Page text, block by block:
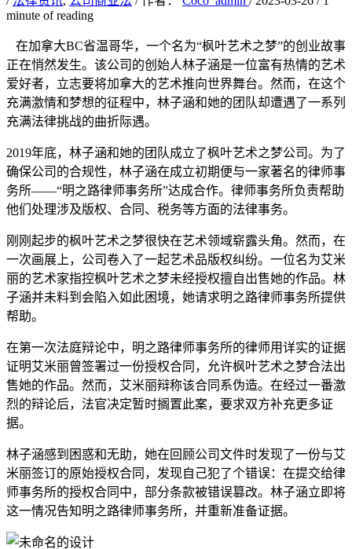
minute of reading
在加拿大BC省温哥华，一个名为“枫叶艺术之梦”的创业故事
正在悄然发生。该公司的创始人林子涵是一位富有热情的艺术
爱好者，立志要将加拿大的艺术推向世界舞台。然而，在这个
充满激情和梦想的征程中，林子涵和她的团队却遭遇了一系列
充满法律挑战的曲折际遇。
2019年底，林子涵和她的团队成立了枫叶艺术之梦公司。为了
确保公司的合规性，林子涵在成立初期便与一家著名的律师事
务所——“明之路律师事务所”达成合作。律师事务所负责帮助
他们处理涉及版权、合同、税务等方面的法律事务。
刚刚起步的枫叶艺术之梦很快在艺术领域崭露头角。然而，在
一次画展上，公司卷入了一起艺术品版权纠纷。一位名为艾米
丽的艺术家指控枫叶艺术之梦未经授权擅自出售她的作品。林
子涵并未料到会陷入如此困境，她请求明之路律师事务所提供
帮助。
在第一次法庭辩论中，明之路律师事务所的律师用详实的证据
证明艾米丽曾签署过一份授权合同，允许枫叶艺术之梦合法出
售她的作品。然而，艾米丽辩称该合同系伪造。在经过一番激
烈的辩论后，法官决定暂时搁置此案，要求双方补充更多证
据。
林子涵感到困惑和无助，她在回顾公司文件时发现了一份与艾
米丽签订的原始授权合同，发现自己犯了个错误：在提交给律
师事务所的授权合同中，部分条款被错误篡改。林子涵立即将
这一情况告知明之路律师事务所，并重新准备证据。